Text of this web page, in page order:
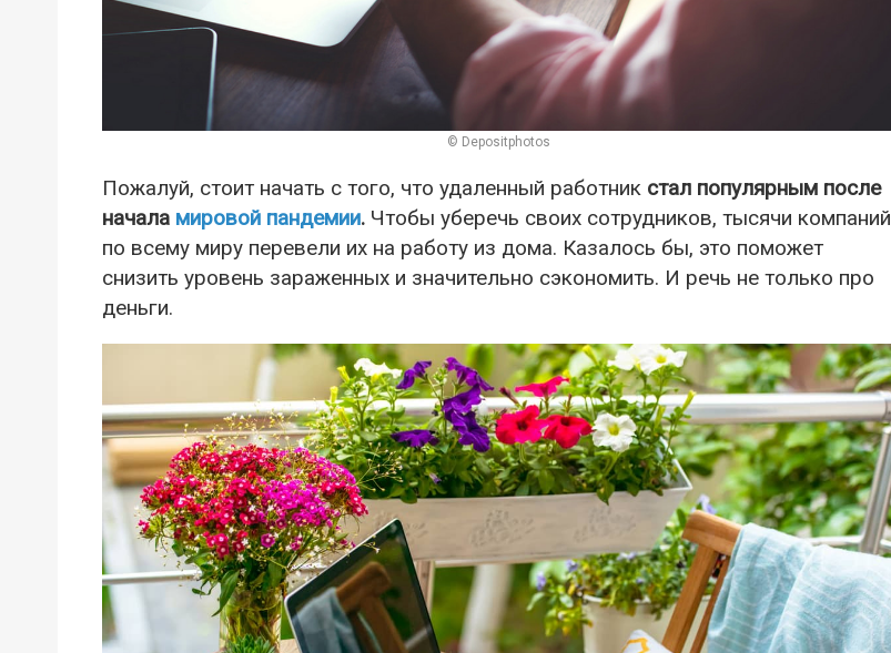
© Depositphotos
Пожалуй, стоит начать с того, что удаленный работник стал популярным после
начала мировой пандемии. Чтобы уберечь своих сотрудников, тысячи компаний
по всему миру перевели их на работу из дома. Казалось бы, это поможет
снизить уровень зараженных и значительно сэкономить. И речь не только про
деньги.